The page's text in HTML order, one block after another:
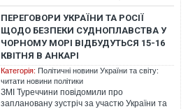
ПЕРЕГОВОРИ УКРАЇНИ ТА РОСІЇ
ЩОДО БЕЗПЕКИ СУДНОПЛАВСТВА У
ЧОРНОМУ МОРІ ВІДБУДУТЬСЯ 15-16
КВІТНЯ В АНКАРІ
Категорія: Політичні новини України та світу:
читати новини політики
ЗМІ Туреччини повідомили про
заплановану зустріч за участю України та